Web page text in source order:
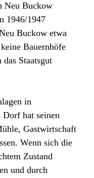
Neu Buckow
1946/1947
Buckow etwa
Bauernhöfe
Staatsgut
in
Dorf hat seinen
Gastwirtschaft
Wenn sich die
Zustand
und durch